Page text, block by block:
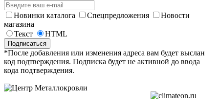
Новинки каталога Спецпредложения
Новости
магазина
Текст
HTML
*После добавления или изменения адреса вам будет выслан
код подтверждения. Подписка будет не активной до ввода
кода подтверждения.